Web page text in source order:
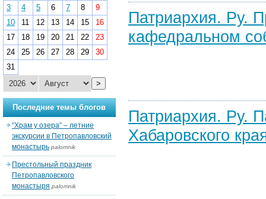
Патриархия. Ру.
кафедральном
Патриархия. Ру.
Хабаровского
3
4 5 6 7 8
9
10
11 12 13 14 15
16
17
18 19 20 21 22
23
24
25 26 27 28 29
30
31
>
Последние темы блогов
“Храм у озера” – летние
экскурсии в Петропавловский
монастырь palomnik
Престольный праздник
Петропавловского
монастыря palomnik